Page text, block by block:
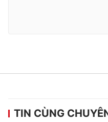
thuận bằng văn bản. Ghi rõ
TIN CÙNG